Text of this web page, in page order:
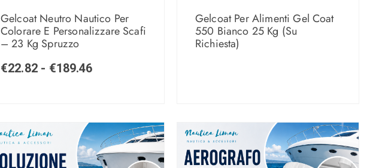
Gelcoat Neutro Nautico Per
Colorare E Personalizzare Scafi
– 23 Kg Spruzzo
€22.82 - €189.46
Gelcoat Per Alimenti Gel Coat
550 Bianco 25 Kg (Su
Richiesta)